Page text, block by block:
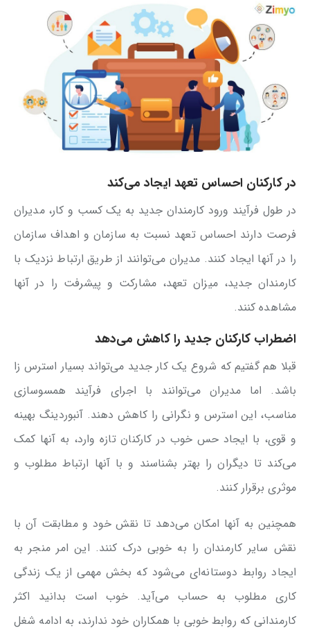
در کارکنان احساس تعهد ایجاد می‌کند
در طول فرآیند ورود کارمندان جدید به یک کسب و کار، مدیران
فرصت دارند احساس تعهد نسبت به سازمان و اهداف سازمان
را در آنها ایجاد کنند. مدیران می‌توانند از طریق ارتباط نزدیک با
کارمندان جدید، میزان تعهد، مشارکت و پیشرفت را در آنها
مشاهده کنند.
اضطراب کارکنان جدید را کاهش می‌دهد
قبلا هم گفتیم که شروع یک کار جدید می‌تواند بسیار استرس زا
باشد. اما مدیران می‌توانند با اجرای فرآیند همسوسازی
مناسب، این استرس و نگرانی را کاهش دهند. آنبوردینگ بهینه
و قوی، با ایجاد حس خوب در کارکنان تازه وارد، به آنها کمک
می‌کند تا دیگران را بهتر بشناسند و با آنها ارتباط مطلوب و
موثری برقرار کنند.
همچنین به آنها امکان می‌دهد تا نقش خود و مطابقت آن با
نقش سایر کارمندان را به خوبی درک کنند. این امر منجر به
ایجاد روابط دوستانه‌ای می‌شود که بخش مهمی از یک زندگی
کاری مطلوب به حساب می‌آید. خوب است بدانید اکثر
کارمندانی که روابط خوبی با همکاران خود ندارند، به ادامه شغل